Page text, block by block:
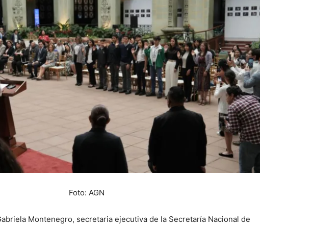
Foto: AGN
Montenegro, secretaria ejecutiva de la Secretaría Nacional de